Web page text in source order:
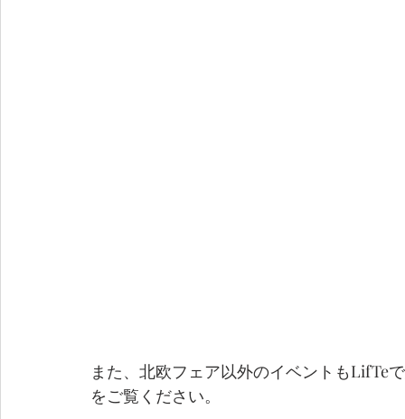
また、北欧フェア以外のイベントもLifTe
をご覧ください。